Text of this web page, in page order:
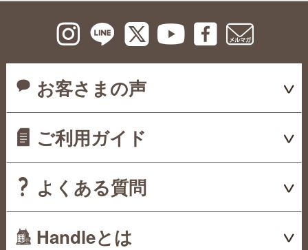
お客さまの声
ご利用ガイド
よくある質問
Handleとは